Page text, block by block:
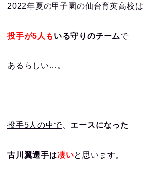
2022年夏の甲子園の仙台育英高校は
投手が5人も いる守りのチームで
あるらしい…。
投手5人の中で、 エースになった
古川翼選手は凄いと思います。